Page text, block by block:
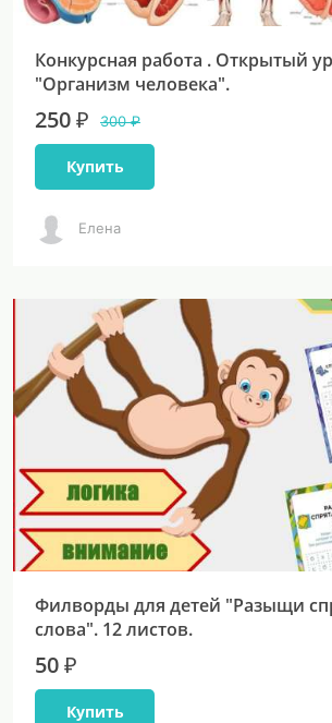
Конкурсная работа . Открытый
"Организм человека".
250 ₽ 300 ₽
Купить
Елена
Филворды для детей "Разыщи
слова". 12 листов.
50 ₽
Купить